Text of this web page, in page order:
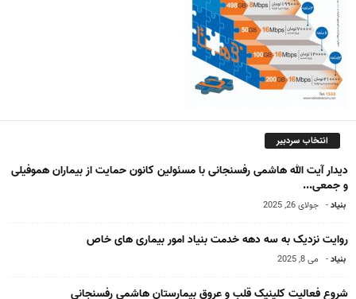
انتخاب سردبیر
دیدار آیت الله هاشمی رفسنجانی با مسئولین کانون حمایت از بیماران هموفیلى
و جمعى...
بنیاد- جولای 26, 2025
روایت نزدیک به سه دهه خدمت بنیاد امور بیماری های خاص
بنیاد- می 8, 2025
شروع فعالیت کلینیک قلب و عروق بیمارستان هاشمی رفسنجانی